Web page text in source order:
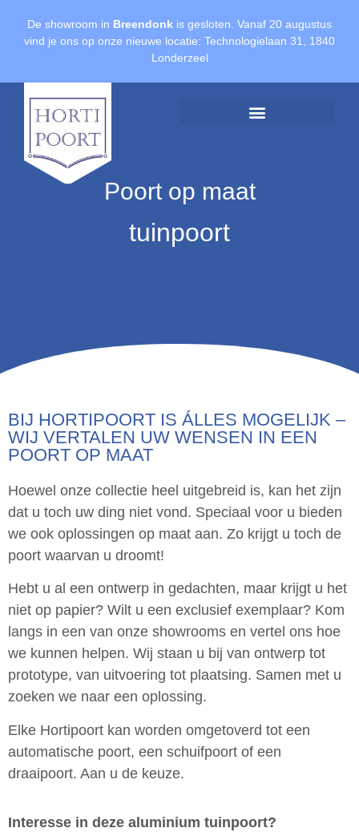
De showroom in Breendonk is gesloten. Vanaf 20 augustus
vind je ons op onze nieuwe locatie: Technologielaan 31, 1840
Londerzeel
Poort op maat
tuinpoort
BIJ HORTIPOORT IS ÁLLES MOGELIJK –
WIJ VERTALEN UW WENSEN IN EEN
POORT OP MAAT
Hoewel onze collectie heel uitgebreid is, kan het zijn
dat u toch uw ding niet vond. Speciaal voor u bieden
we ook oplossingen op maat aan. Zo krijgt u toch de
poort waarvan u droomt!
Hebt u al een ontwerp in gedachten, maar krijgt u het
niet op papier? Wilt u een exclusief exemplaar? Kom
langs in een van onze showrooms en vertel ons hoe
we kunnen helpen. Wij staan u bij van ontwerp tot
prototype, van uitvoering tot plaatsing. Samen met u
zoeken we naar een oplossing.
Elke Hortipoort kan worden omgetoverd tot een
automatische poort, een schuifpoort of een
draaipoort. Aan u de keuze.
Interesse in deze aluminium tuinpoort?